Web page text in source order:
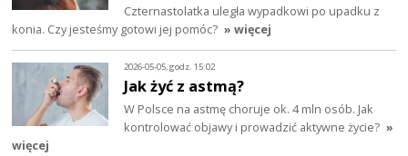
Czternastolatka uległa wypadkowi po upadku z
konia. Czy jesteśmy gotowi jej pomóc? » więcej
2026-05-05, godz. 15:02
Jak żyć z astmą?
W Polsce na astmę choruje ok. 4 mln osób. Jak
kontrolować objawy i prowadzić aktywne życie? »
więcej